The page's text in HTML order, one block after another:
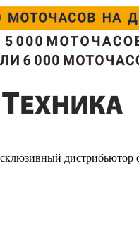
дистрибьютор